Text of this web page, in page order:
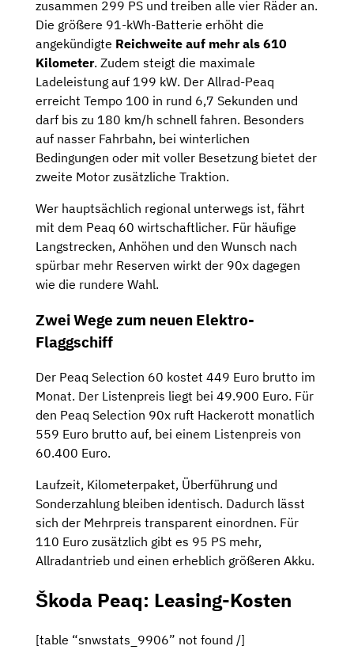
zusammen 299 PS und treiben alle vier Räder an.
Die größere 91-kWh-Batterie erhöht die
angekündigte Reichweite auf mehr als 610
Kilometer. Zudem steigt die maximale
Ladeleistung auf 199 kW. Der Allrad-Peaq
erreicht Tempo 100 in rund 6,7 Sekunden und
darf bis zu 180 km/h schnell fahren. Besonders
auf nasser Fahrbahn, bei winterlichen
Bedingungen oder mit voller Besetzung bietet der
zweite Motor zusätzliche Traktion.
Wer hauptsächlich regional unterwegs ist, fährt
mit dem Peaq 60 wirtschaftlicher. Für häufige
Langstrecken, Anhöhen und den Wunsch nach
spürbar mehr Reserven wirkt der 90x dagegen
wie die rundere Wahl.
Zwei Wege zum neuen Elektro-
Flaggschiff
Der Peaq Selection 60 kostet 449 Euro brutto im
Monat. Der Listenpreis liegt bei 49.900 Euro. Für
den Peaq Selection 90x ruft Hackerott monatlich
559 Euro brutto auf, bei einem Listenpreis von
60.400 Euro.
Laufzeit, Kilometerpaket, Überführung und
Sonderzahlung bleiben identisch. Dadurch lässt
sich der Mehrpreis transparent einordnen. Für
110 Euro zusätzlich gibt es 95 PS mehr,
Allradantrieb und einen erheblich größeren Akku.
Škoda Peaq: Leasing-Kosten
[table “snwstats_9906” not found /]